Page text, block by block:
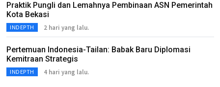
Praktik Pungli dan Lemahnya Pembinaan ASN Pemerintah
Kota Bekasi
INDEPTH 2 hari yang lalu.
Pertemuan Indonesia-Tailan: Babak Baru Diplomasi
Kemitraan Strategis
INDEPTH 4 hari yang lalu.